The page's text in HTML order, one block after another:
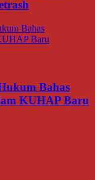
Bahas
KUHAP Baru